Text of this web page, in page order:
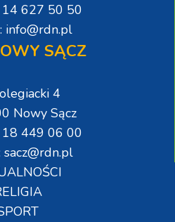
627 50 50
info@rdn.pl
SĄCZ
4
Nowy Sącz
449 06 00